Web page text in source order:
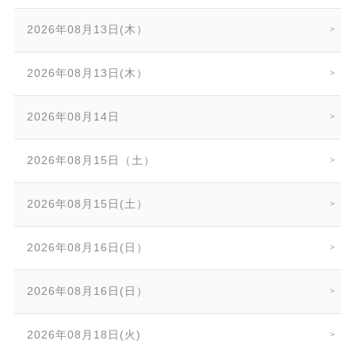
2026年08月13日(木）
2026年08月13日(木）
2026年08月14日
2026年08月15日（土）
2026年08月15日(土）
2026年08月16日(日）
2026年08月16日(日）
2026年08月18日(火)